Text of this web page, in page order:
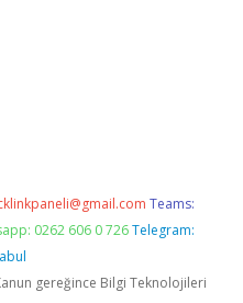
Teams:
0262 606 0 726 Telegram:
gereğince Bilgi Teknolojileri